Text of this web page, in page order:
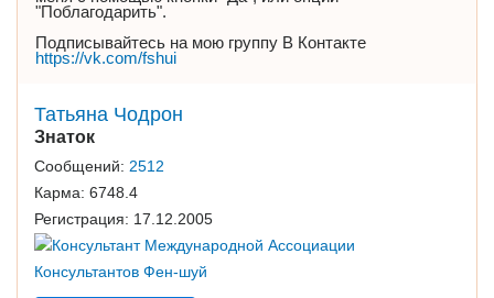
"Поблагодарить".
Подписывайтесь на мою группу В Контакте
https://vk.com/fshui
Татьяна Чодрон
Знаток
Сообщений: 2512
Карма: 6748.4
Регистрация: 17.12.2005